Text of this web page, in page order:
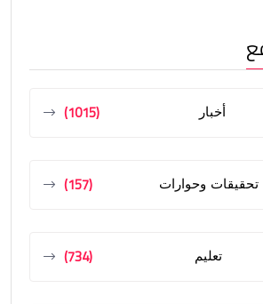
أخبار (1015)
تحقيقات وحوارات (157)
تعليم (734)